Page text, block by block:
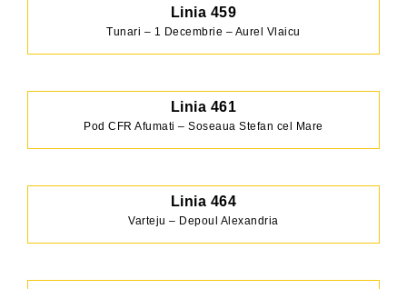
Linia 459
Tunari – 1 Decembrie – Aurel Vlaicu
Linia 461
Pod CFR Afumati – Soseaua Stefan cel Mare
Linia 464
Varteju – Depoul Alexandria